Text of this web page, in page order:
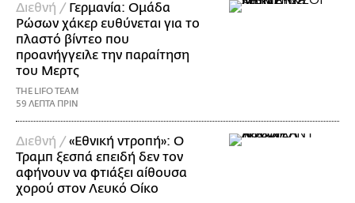
Διεθνή / Γερμανία: Ομάδα
Ρώσων χάκερ ευθύνεται για το
πλαστό βίντεο που
προανήγγειλε την παραίτηση
του Μερτς
THE LIFO TEAM
59 ΛΕΠΤΑ ΠΡΙΝ
Διεθνή / «Εθνική ντροπή»: Ο
Τραμπ ξεσπά επειδή δεν τον
αφήνουν να φτιάξει αίθουσα
χορού στον Λευκό Οίκο